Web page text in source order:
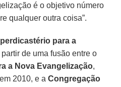
é o objetivo número
qualquer outra coisa”.
para a
de uma fusão entre o
a Nova Evangelização,
em 2010, e aCongregação